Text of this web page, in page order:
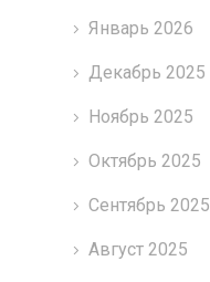
Январь 2026
Декабрь 2025
Ноябрь 2025
Октябрь 2025
Сентябрь 2025
Август 2025